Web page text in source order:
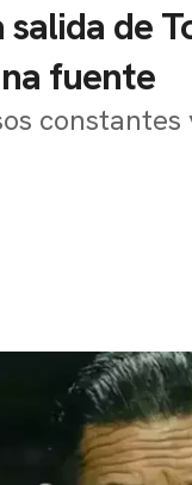
de
fuente